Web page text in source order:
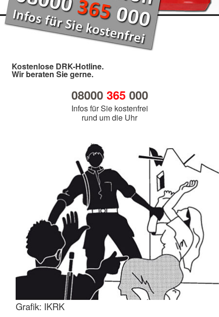
Kostenlose DRK-Hotline.
Wir beraten Sie gerne.
08000 365000
Infos für Sie kostenfrei
rund um die Uhr
Grafik: IKRK